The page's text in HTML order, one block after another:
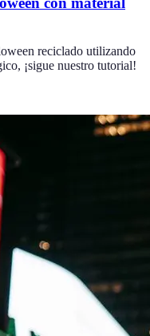
reciclado utilizando
¡sigue nuestro tutorial!